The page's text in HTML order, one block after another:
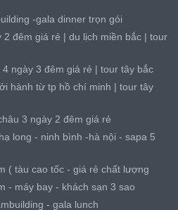
-gala dinner trọn gói
đêm giá rẻ | du lịch miền bắc | tour
ngày 3 đêm giá rẻ | tour tây bắc
hành từ tp hồ chí minh | tour tây
3 ngày 2 đêm giá rẻ
long - ninh bình -hà nội - sapa 5
( tàu cao tốc - giá rẻ chất lượng
- máy bay - khách sạn 3 sao
- gala lunch